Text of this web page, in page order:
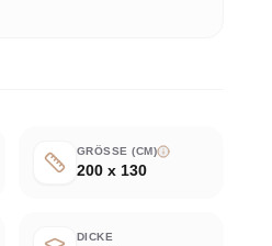
GRÖSSE (CM)
200 x 130
DICKE